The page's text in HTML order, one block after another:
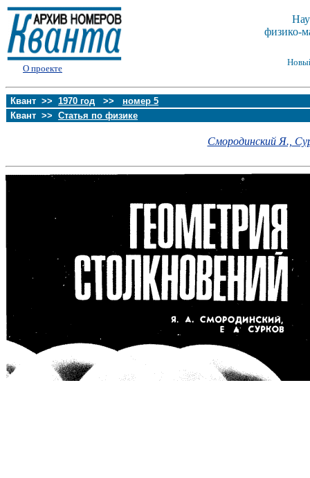
О проекте
физико-
Квант >> 1970 год >> номер 5
Квант >> Статья по физике
Смородинский Я.,